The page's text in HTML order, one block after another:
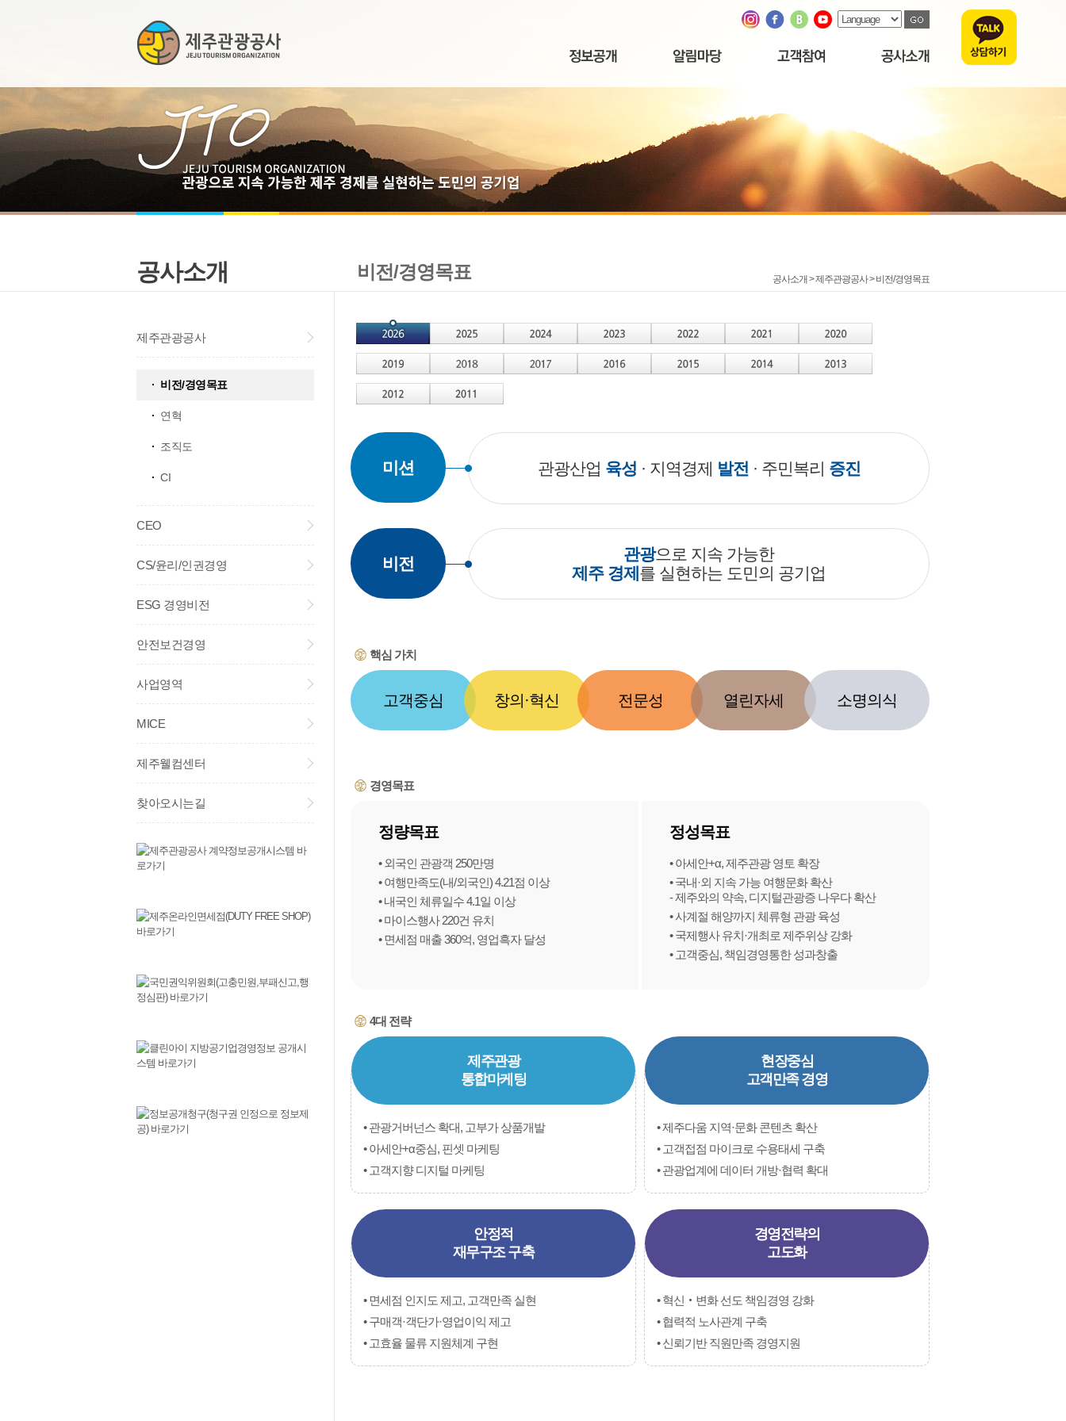
공사소개
제주관광공사
비전/경영목표
연혁
조직도
CI
CEO
CS/윤리/인권경영
ESG 경영비전
안전보건경영
사업영역
MICE
제주웰컴센터
찾아오시는길
공사소개 > 제주관광공사 >비전/경영목표
비전/경영목표
선
택
됨
미션 관광산업 육성 · 지역경제 발전 · 주민복리 증진
비전
관광으로 지속 가능한
제주 경제 를 실현하는 도민의 공기업
핵심 가치
고객중심 창의·혁신 전문성 열린자세 소명의식
경영목표
정량목표
• 외국인 관광객 250만명
• 여행만족도(내/외국인) 4.21점 이상
• 내국인 체류일수 4.1일 이상
• 마이스행사 220건 유치
• 면세점 매출 360억, 영업흑자 달성
정성목표
• 아세안+α, 제주관광 영토 확장
• 국내·외 지속 가능 여행문화 확산
- 제주와의 약속, 디지털관광증 나우다 확산
• 사계절 해양까지 체류형 관광 육성
• 국제행사 유치·개최로 제주위상 강화
• 고객중심, 책임경영통한 성과창출
4대 전략
제주관광
통합마케팅
• 관광거버넌스 확대, 고부가 상품개발
• 아세안+α중심, 핀셋 마케팅
• 고객지향 디지털 마케팅
현장중심
고객만족 경영
• 제주다움 지역·문화 콘텐츠 확산
• 고객접점 마이크로 수용태세 구축
• 관광업계에 데이터 개방·협력 확대
안정적
재무구조 구축
• 면세점 인지도 제고, 고객만족 실현
• 구매객·객단가·영업이익 제고
• 고효율 물류 지원체계 구현
경영전략의
고도화
• 혁신‧변화 선도 책임경영 강화
• 협력적 노사관계 구축
• 신뢰기반 직원만족 경영지원